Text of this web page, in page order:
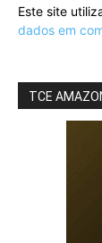
Este site
dados em
TCE